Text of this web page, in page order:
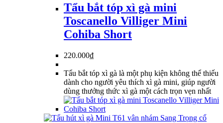
Tẩu bắt tóp xì gà mini
Toscanello Villiger Mini
Cohiba Short
220.000₫
Tẩu bắt tóp xì gà là một phụ kiện không thể thiếu
dành cho người yêu thích xì gà mini, giúp người
dùng thưởng thức xì gà một cách trọn vẹn nhất